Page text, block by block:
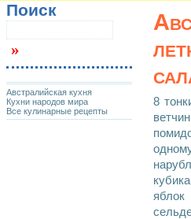
8
Поиск
Австралийская кухня
Кухни народов мира
Все кулинарные рецепты